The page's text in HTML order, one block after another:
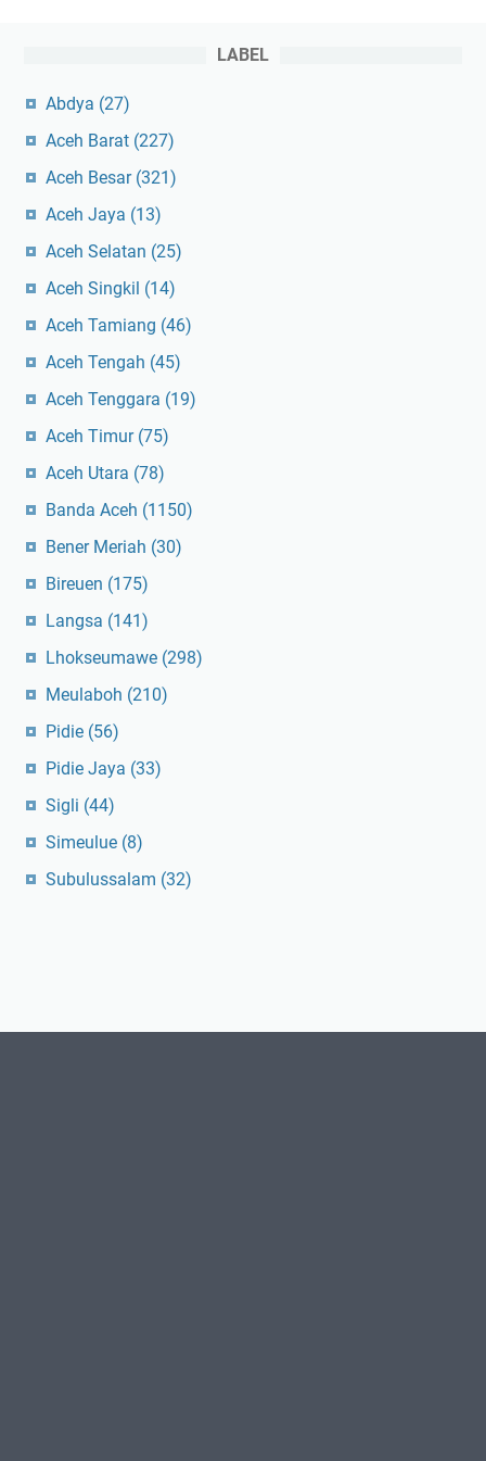
LABEL
Abdya (27)
Aceh Barat (227)
Aceh Besar (321)
Aceh Jaya (13)
Aceh Selatan (25)
Aceh Singkil (14)
Aceh Tamiang (46)
Aceh Tengah (45)
Aceh Tenggara (19)
Aceh Timur (75)
Aceh Utara (78)
Banda Aceh (1150)
Bener Meriah (30)
Bireuen (175)
Langsa (141)
Lhokseumawe (298)
Meulaboh (210)
Pidie (56)
Pidie Jaya (33)
Sigli (44)
Simeulue (8)
Subulussalam (32)